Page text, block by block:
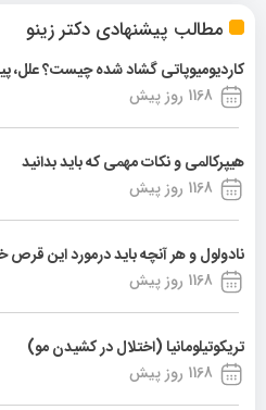
مطالب پیشنهادی دکتر زینو
کاردیومیوپاتی گشاد شده چیست؟ علل،
1168 روز پیش
هیپرکالمی و نکات مهمی که باید بدانید
1168 روز پیش
نادولول و هر آنچه باید درمورد این قرص
1168 روز پیش
تریکوتیلومانیا (اختلال در کشیدن مو)
1168 روز پیش